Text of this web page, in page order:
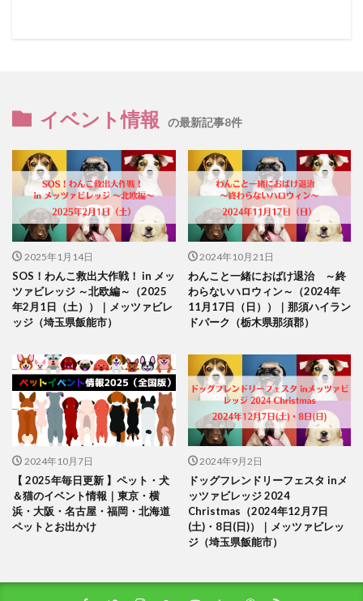
イベント情報 の最新記事8件
2025年1月14日
SOS！わんこ救出大作戦！ in メッ
ツァビレッジ ～北欧編～（2025
年2月1日（土））｜メッツァビレ
ッジ（埼玉県飯能市）
2024年10月21日
わんこと一緒におばけ退治 ～終
わらないハロウィン～（2024年
11月17日（日））｜那須ハイラン
ドパーク（栃木県那須郡）
2024年10月7日
【 2025年毎日更新 】ペット・犬
＆猫のイベント情報｜東京・横
浜・大阪・名古屋・福岡・北海道
ペットとお出かけ
2024年9月2日
ドッグフレンドリーフェスタ inメ
ッツァビレッジ 2024
Christmas（2024年12月7日
(土)・8日(日)）｜メッツァビレッ
ジ（埼玉県飯能市）